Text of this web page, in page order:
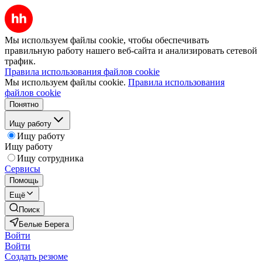
Мы используем файлы cookie, чтобы обеспечивать
правильную работу нашего веб-сайта и анализировать сетевой
трафик.
Правила использования файлов cookie
Мы используем файлы cookie. Правила использования
файлов cookie
Понятно
Ищу работу
Ищу работу
Ищу работу
Ищу сотрудника
Сервисы
Помощь
Ещё
Поиск
Белые Берега
Войти
Войти
Создать резюме